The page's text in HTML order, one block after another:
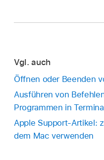
Vgl. auch
Öffnen oder Beenden
Ausführen von
Programmen in
Apple Support-Artikel:
dem Mac verwenden